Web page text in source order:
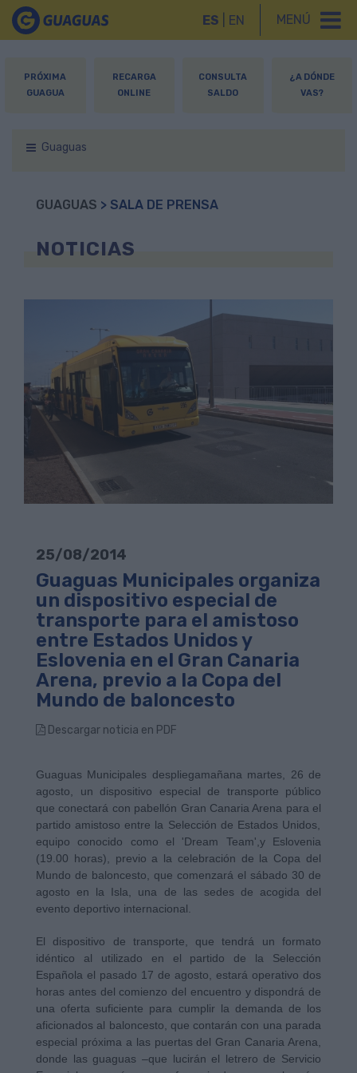
MENÚ
ES EN
PRÓXIMA
GUAGUA
RECARGA
ONLINE
CONSULTA
SALDO
¿A DÓNDE
VAS?
Guaguas
GUAGUAS > SALA DE PRENSA
NOTICIAS
25/08/2014
Guaguas Municipales organiza
un dispositivo especial de
transporte para el amistoso
entre Estados Unidos y
Eslovenia en el Gran Canaria
Arena, previo a la Copa del
Mundo de baloncesto
Descargar noticia en PDF
Guaguas Municipales despliegamañana martes, 26 de
agosto, un dispositivo especial de transporte público
que conectará con pabellón Gran Canaria Arena para el
partido amistoso entre la Selección de Estados Unidos,
equipo conocido como el 'Dream Team', yEslovenia
(19.00 horas),
previo a la celebración de la Copa del
Mundo de baloncesto, que comenzará el sábado 30 de
agosto en la Isla, una de las sedes de acogida del
evento deportivo internacional
El dispositivo de transporte, que tendrá un formato
idéntico al utilizado en el partido de la Selección
Española el pasado 17 de agosto,
estará operativo dos
horas antes del comienzo del encuentro y dispondrá de
una oferta suficiente para cumplir la demanda de los
aficionados al baloncesto, que contarán con una parada
especial próxima a las puertas del Gran Canaria Arena,
donde las guaguas –que lucirán el letrero de Servicio